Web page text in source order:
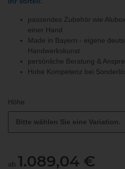
passendes Zubehör wie
einer Hand
Made in Bayern - eigene
Handwerkskunst
persönliche Beratung &
Hohe Kompetenz bei
Höhe
Bitte wählen Sie eine Variation.
ab 1.089,04 €